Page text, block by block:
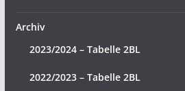
Archiv
2023/2024 – Tabelle 2BL
2022/2023 – Tabelle 2BL